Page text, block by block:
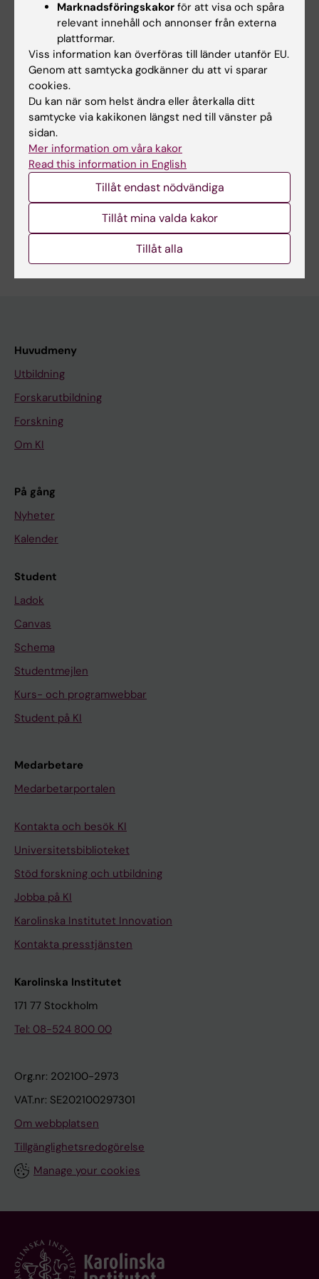
Garcia-Perez A; Tejos-Bravo M; Rojas PS; Parra
CS; Fiedler JL
JOURNAL ARTICLE:INTERNATIONAL JOURNAL
OF NEUROPSYCHOPHARMACOLOGY.
2017;20(4):336-345
The ROCK Inhibitor Fasudil Prevents Chronic
Restraint Stress-Induced Depressive-Like
Behaviors and Dendritic Spine Loss in Rat
Hippocampus
Garcia-Rojo G; Fresno C; Vilches N; Diaz-Veliz
G; Mora S; Aguayo F; Pacheco A; Parra-Fiedler
N; Parra CS; Rojas PS; Tejos M; Aliaga E; Fiedler
Alla författare
Är du Macarena Tejos Bravo?
Huvudmeny
Utbildning
Forskarutbildning
Forskning
Om KI
På gång
Nyheter
Kalender
Student
Ladok
Canvas
Schema
Studentmejlen
Kurs- och programwebbar
Student på KI
Medarbetare
Medarbetarportalen
Kontakta och besök KI
Universitetsbiblioteket
Stöd forskning och utbildning
Jobba på KI
Karolinska Institutet Innovation
Kontakta presstjänsten
Karolinska Institutet
171 77 Stockholm
Tel: 08-524 800 00
Org.nr: 202100-2973
VAT.nr: SE202100297301
Om webbplatsen
Tillgänglighetsredogörelse
Manage your cookies
Marknadsföringskakor för att visa och spåra
relevant innehåll och annonser från externa
plattformar.
Viss information kan överföras till länder utanför EU.
Genom att samtycka godkänner du att vi sparar
cookies.
Du kan när som helst ändra eller återkalla ditt
samtycke via kakikonen längst ned till vänster på
sidan.
Mer information om våra kakor
Read this information in English
Tillåt endast nödvändiga
Tillåt mina valda kakor
Tillåt alla